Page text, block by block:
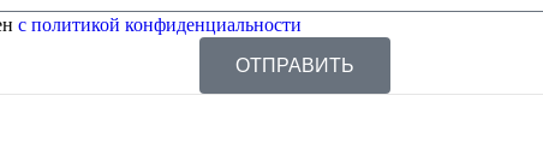
с политикой конфиденциальности
ОТПРАВИТЬ